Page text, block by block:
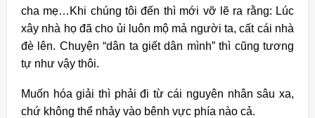
cha mẹ…Khi chúng tôi đến thì mới vỡ lẽ ra rằng: Lúc
xây nhà họ đã cho ủi luôn mộ mả người ta, cất cái nhà
đè lên. Chuyện “dân ta giết dân mình” thì cũng tương
tự như vậy thôi.
Muốn hóa giải thì phải đi từ cái nguyên nhân sâu xa,
chứ không thể nhảy vào bênh vực phía nào cả.